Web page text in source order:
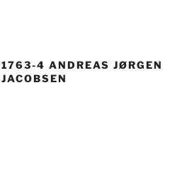
1763-4 ANDREAS JØRGEN
JACOBSEN